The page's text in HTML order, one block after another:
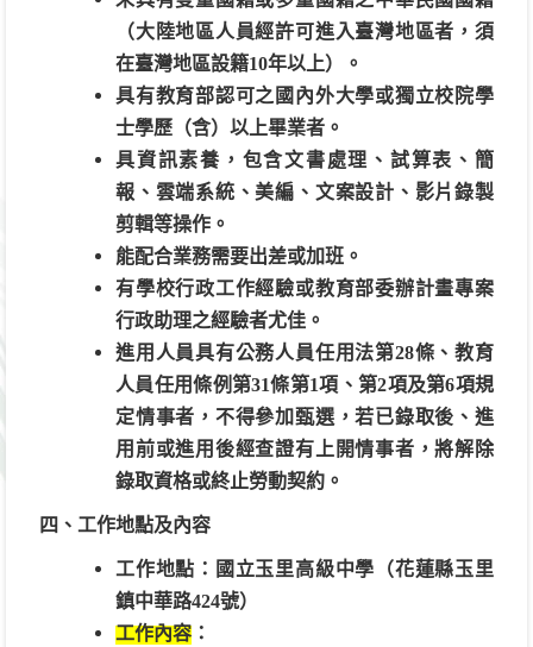
（大陸地區人員經許可進入臺灣地區者，須
在臺灣地區設籍10年以上）。
具有教育部認可之國內外大學或獨立校院學
士學歷（含）以上畢業者。
具資訊素養，包含文書處理、試算表、簡
報、雲端系統、美編、文案設計、影片錄製
剪輯等操作。
能配合業務需要出差或加班。
有學校行政工作經驗或教育部委辦計畫專案
行政助理之經驗者尤佳。
進用人員具有公務人員任用法第28條、教育
人員任用條例第31條第1項、第2項及第6項規
定情事者，不得參加甄選，若已錄取後、進
用前或進用後經查證有上開情事者，將解除
錄取資格或終止勞動契約。
四 、工作地點及內容
工作地點：國立玉里高級中學（花蓮縣玉里
鎮中華路424號）
工作內容 ：